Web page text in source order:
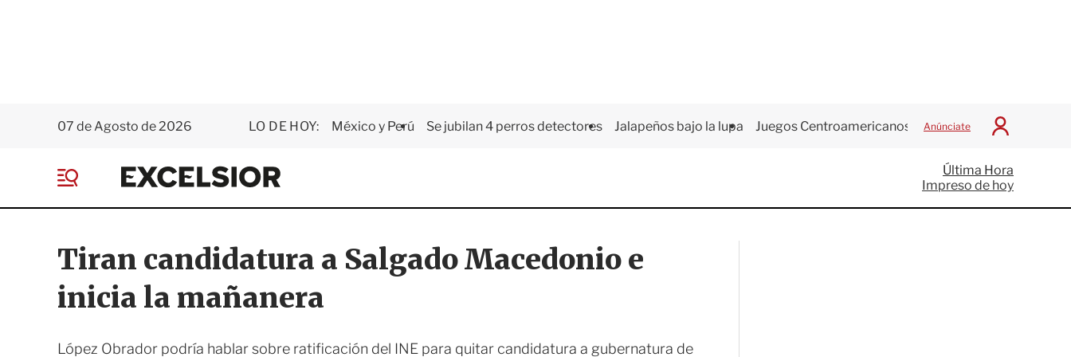
07 de Agosto de 2026 LO DE HOY: México y Perú Se jubilan 4 perros detectores Jalapeños bajo la lupa Juegos Centroamericanos Anúnciate
I
c
i
a
E
x
e
i
o
e
Última Hora
Impreso de hoy
Tiran candidatura a Salgado Macedonio e
inicia la mañanera
López Obrador podría hablar sobre ratificación del INE para quitar candidatura a gubernatura de